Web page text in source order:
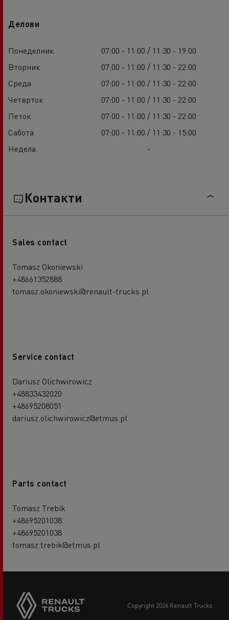
Делови
Понеделник
07:00 - 11:00 / 11:30 - 19:00
Вторник
07:00 - 11:00 / 11:30 - 22:00
Среда
07:00 - 11:00 / 11:30 - 22:00
Четврток
07:00 - 11:00 / 11:30 - 22:00
Петок
07:00 - 11:00 / 11:30 - 22:00
Сабота
07:00 - 11:00 / 11:30 - 15:00
Недела
-
Контакти
Sales contact
Tomasz Okoniewski
+48661352888
tomasz.okoniewski@renault-trucks.pl
Service contact
Dariusz Olichwirowicz
+48833432020
+48695208051
dariusz.olichwirowicz@etmus.pl
Parts contact
Tomasz Trebik
+48695201038
+48695201038
tomasz.trebik@etmus.pl
copyright 2026 Renault Trucks